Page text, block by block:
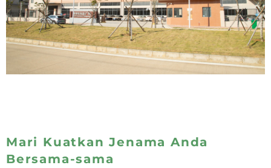
Mari Kuatkan Jenama Anda
Bersama-sama